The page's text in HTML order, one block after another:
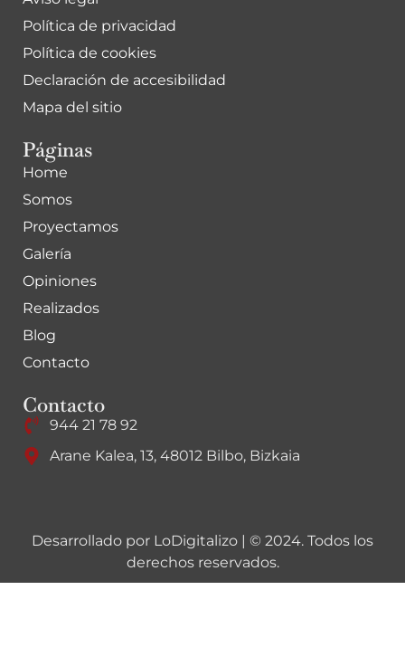
Política de privacidad
Política de cookies
Declaración de accesibilidad
Mapa del sitio
Páginas
Home
Somos
Proyectamos
Galería
Opiniones
Realizados
Blog
Contacto
Contacto
944 21 78 92
Arane Kalea, 13, 48012 Bilbo, Bizkaia
Desarrollado por LoDigitalizo | © 2024. Todos los
derechos reservados.